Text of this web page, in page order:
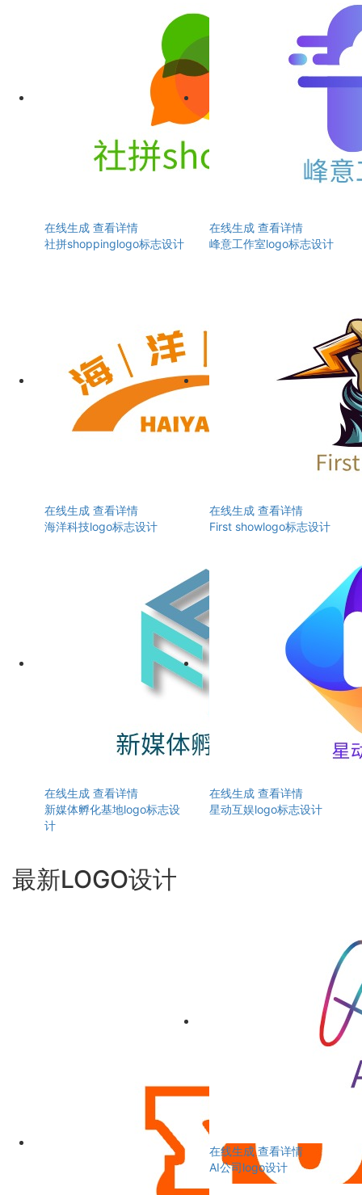
在线生成 查看详情
社拼shoppinglogo标志设计
在线生成 查看详情
峰意工作室logo标志设计
在线生成 查看详情
海洋科技logo标志设计
在线生成 查看详情
First showlogo标志设计
在线生成 查看详情
新媒体孵化基地logo标志设
计
在线生成 查看详情
星动互娱logo标志设计
最新LOGO设计
在线生成 查看详情
AI公司logo设计